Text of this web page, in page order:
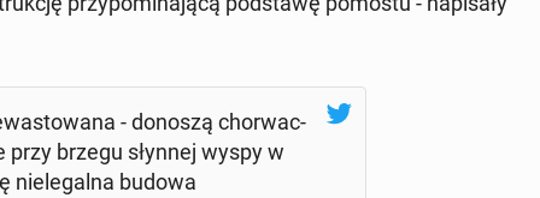
- donoszą chor­wac­
brzegu słynnej wyspy w
nie­le­gal­na budowa